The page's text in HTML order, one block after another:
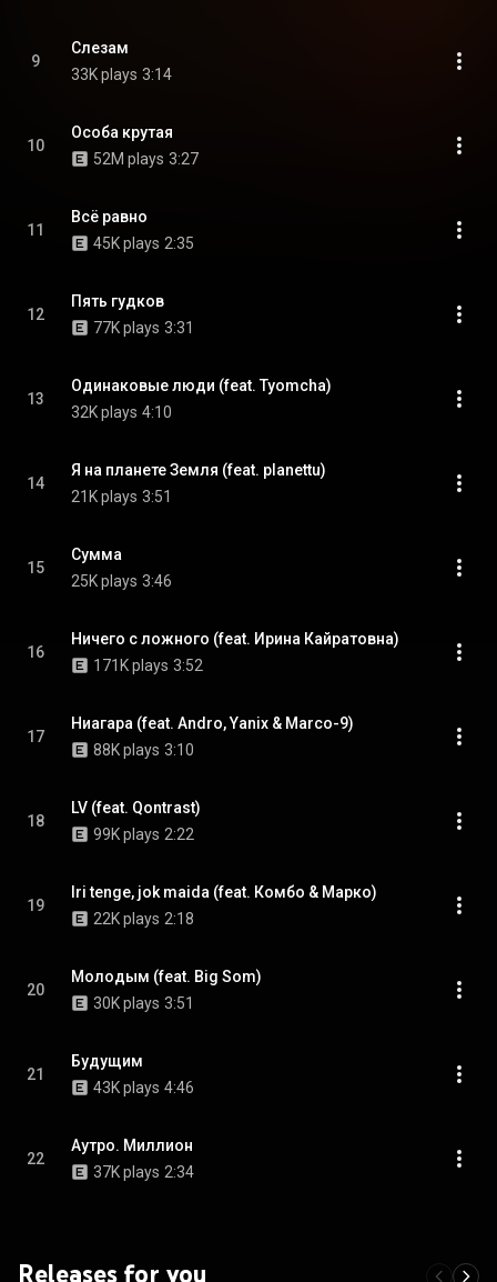
9
Слезам
33K plays 3:14
10
Особа крутая
52M plays 3:27
11
Всё равно
45K plays 2:35
12
Пять гудков
77K plays 3:31
13
Одинаковые люди (feat. Tyomcha)
32K plays 4:10
14
Я на планете Земля (feat. planettu)
21K plays 3:51
15
Сумма
25K plays 3:46
16
Ничего с ложного (feat. Ирина Кайратовна)
171K plays 3:52
17
Ниагара (feat. Andro, Yanix & Marco-9)
88K plays 3:10
18
LV (feat. Qontrast)
99K plays 2:22
19
Iri tenge, jok maida (feat. Комбо & Марко)
22K plays 2:18
20
Молодым (feat. Big Som)
30K plays 3:51
21
Будущим
43K plays 4:46
22
Аутро. Миллион
37K plays 2:34
Releases for you